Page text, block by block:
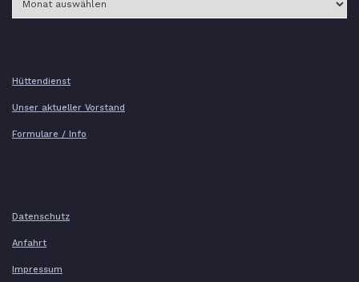
Hüttendienst
Unser aktueller Vorstand
Formulare / Info
Datenschutz
Anfahrt
Impressum